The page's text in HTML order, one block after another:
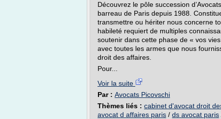
Découvrez le pôle succession
barreau de Paris depuis 1988.
transmettre ou hériter nous concerne
habileté requiert de multiples
soutenir dans cette phase de « vos
avec toutes les armes que nous
droit des affaires.
Pour...
Voir la suite
Par : Avocats Picovschi
Thèmes liés : cabinet d'avocat droit
avocat d affaires paris / ds avocat paris